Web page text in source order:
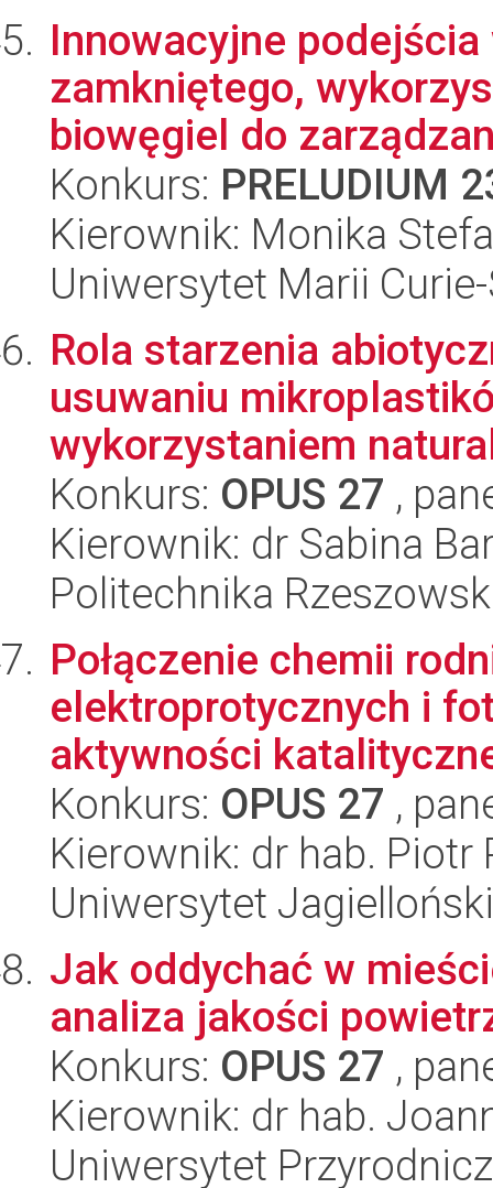
Innowacyjne
zamkniętego,
biowęgiel do
Konkurs: PRELUDIUM
Kierownik: Monika
Uniwersytet Marii
Rola starzenia
usuwaniu
wykorzystaniem
Konkurs: OPUS 27 ,
Kierownik: dr Sabina
Politechnika
Połączenie chemii
elektroprotycznych i
aktywności
Konkurs: OPUS 27 ,
Kierownik: dr hab. Piotr
Uniwersytet Jagielloński
Jak oddychać w
analiza jakości
Konkurs: OPUS 27 ,
Kierownik: dr hab.
Uniwersytet